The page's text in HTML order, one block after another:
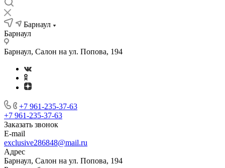
Барнаул
Барнаул
Барнаул, Салон на ул. Попова, 194
+7 961-235-37-63
+7 961-235-37-63
Заказать звонок
E-mail
exclusive286848@mail.ru
Адрес
Барнаул, Салон на ул. Попова, 194